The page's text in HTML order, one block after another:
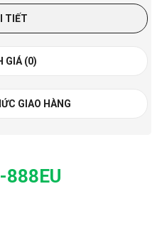
TIẾT
GIÁ (0)
GIAO HÀNG